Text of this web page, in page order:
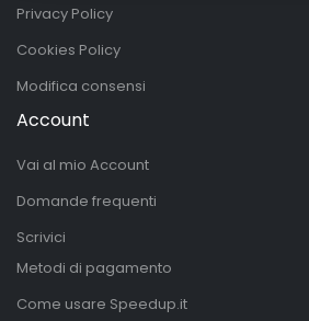
Privacy Policy
Cookies Policy
Modifica consensi
Account
Vai al mio Account
Domande frequenti
Scrivici
Metodi di pagamento
Come usare Speedup.it